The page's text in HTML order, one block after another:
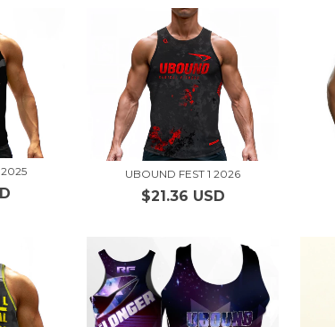
UBOUND FEST 1 2026
$21.36 USD